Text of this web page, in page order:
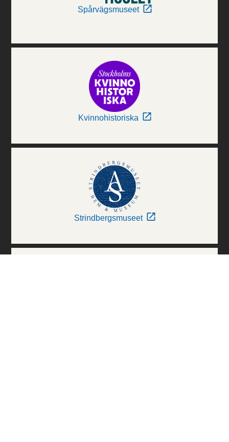
Spårvägsmuseet
Kvinnohistoriska
Strindbergsmuseet